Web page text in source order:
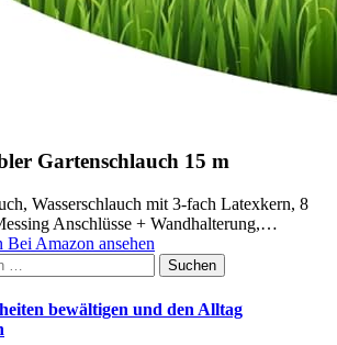
Gartenschlauch 15 m
Wasserschlauch mit 3-fach Latexkern, 8
Anschlüsse + Wandhalterung,…
Bei Amazon ansehen
bewältigen und den Alltag